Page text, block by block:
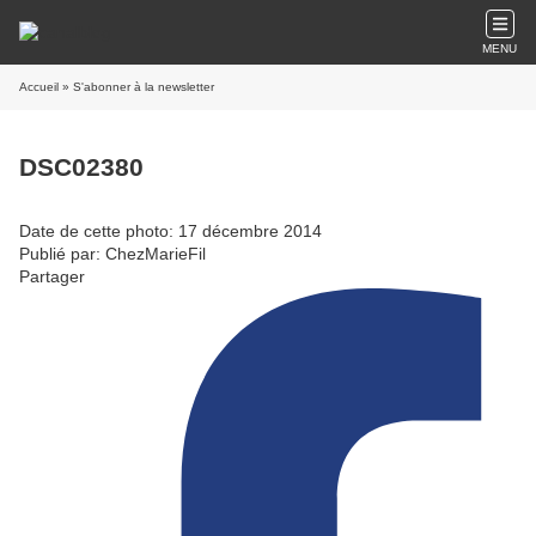
MENU
Accueil » S'abonner à la newsletter
DSC02380
Date de cette photo: 17 décembre 2014
Publié par: ChezMarieFil
Partager